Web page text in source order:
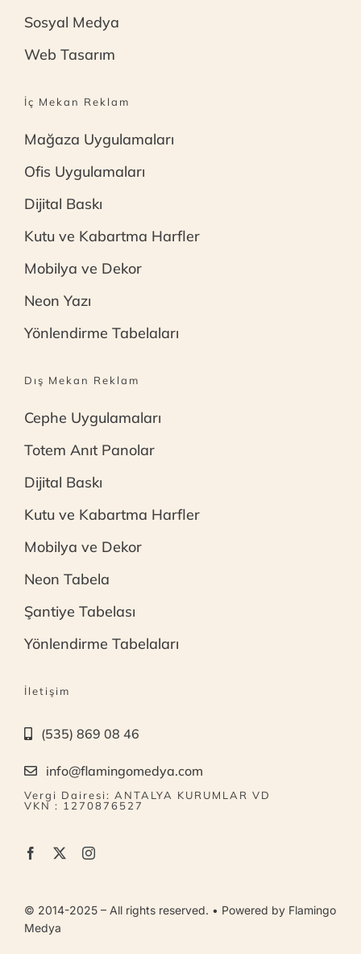
Sosyal Medya
Web Tasarım
İç Mekan Reklam
Mağaza Uygulamaları
Ofis Uygulamaları
Dijital Baskı
Kutu ve Kabartma Harfler
Mobilya ve Dekor
Neon Yazı
Yönlendirme Tabelaları
Dış Mekan Reklam
Cephe Uygulamaları
Totem Anıt Panolar
Dijital Baskı
Kutu ve Kabartma Harfler
Mobilya ve Dekor
Neon Tabela
Şantiye Tabelası
Yönlendirme Tabelaları
İletişim
(535) 869 08 46
info@flamingomedya.com
Vergi Dairesi: ANTALYA KURUMLAR VD
VKN : 1270876527
© 2014-2025 – All rights reserved. • Powered by Flamingo
Medya